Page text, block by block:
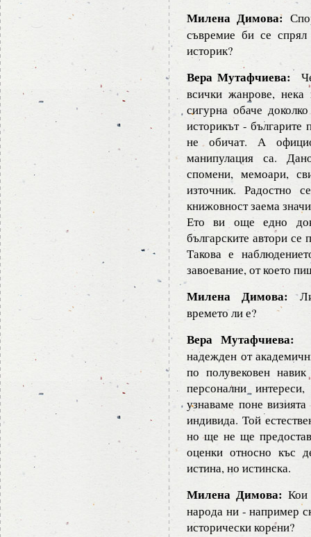
Милена Димова:
съвремие би се
историк?
Вера Мутафчиева:
всички жанрове,
сигурна обаче
историкът - българите
не обичат. А
манипулация са.
спомени, мемоари,
източник. Радостно
книжовност заема
Ето ви още едно
българските автори се
Такова е
завоевание, от което
Милена Димова:
времето ли е?
Вера Мутафчиева:
надежден от
по полувековен
персонални
узнаваме поне
индивида. Той
но ще не ще
оценки относно къс
истина, но истинска.
Милена Димова: Кои
народа ни - например
исторически корени?